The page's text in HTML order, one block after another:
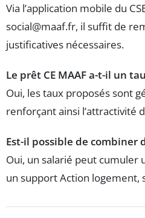
Via l’application mobile du
social@maaf.fr, il suffit de
justificatives nécessaires.
Le prêt CE MAAF a-t-il un
Oui, les taux proposés sont
renforçant ainsi l’attractivité
Est-il possible de combiner
Oui, un salarié peut cumuler
un support Action logement,